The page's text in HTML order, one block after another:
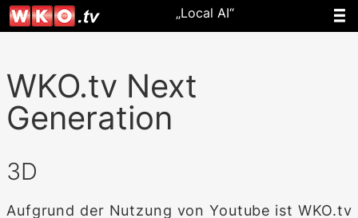
„Local AI“
WKO.tv Next
Generation
3D
Aufgrund der Nutzung von Youtube ist WKO.tv